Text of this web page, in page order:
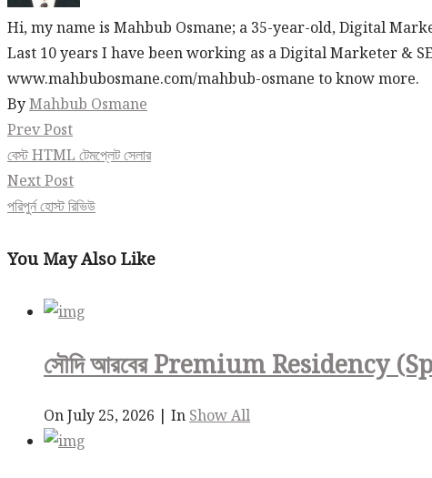
Hi, my name is Mahbub Osmane; a 35-year-old, Digital
Last 10 years I have been working as a Digital Marketer &
www.mahbubosmane.com/mahbub-osmane to know more.
ByMahbub Osmane
Post
navigation
Prev Post
বেস্ট HTML টেমপ্লেট সেলার
Next Post
পরিপুর্ন হোস্ট রিভিউ
You May Also Like
সৌদি আরবের Premium Residency
On July 25, 2026 | In Show All